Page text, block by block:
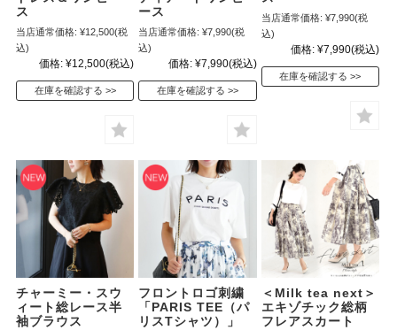
ス
当店通常価格: ¥12,500(税
込)
価格: ¥12,500(税込)
在庫を確認する
ース
当店通常価格: ¥7,990(税
込)
価格: ¥7,990(税込)
在庫を確認する
当店通常価格: ¥7,990(税
込)
価格: ¥7,990(税込)
在庫を確認する
チャーミー・スウ
ィート総レース半
袖ブラウス
フロントロゴ刺繍
「PARIS TEE（パ
リスTシャツ）」
＜Milk tea next＞
エキゾチック総柄
フレアスカート